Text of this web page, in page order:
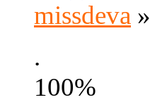
missdeva
.
100%